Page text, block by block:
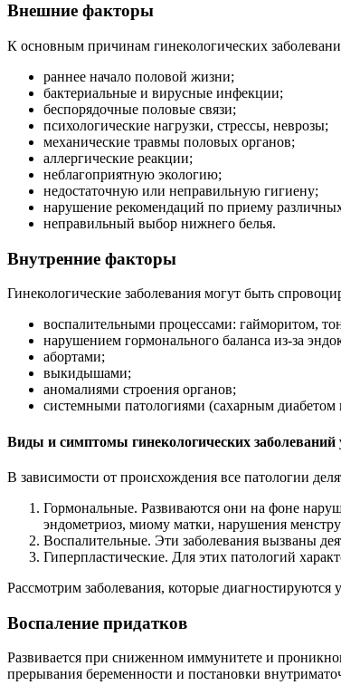
Внешние факторы
К основным причинам гинекологических
раннее начало половой жизни;
бактериальные и вирусные инфекции;
беспорядочные половые связи;
психологические нагрузки, стрессы, неврозы;
механические травмы половых органов;
аллергические реакции;
неблагоприятную экологию;
недостаточную или неправильную гигиену;
нарушение рекомендаций по приему
неправильный выбор нижнего белья.
Внутренние факторы
Гинекологические заболевания могут быть
воспалительными процессами: гайморитом,
нарушением гормонального баланса из-за
абортами;
выкидышами;
аномалиями строения органов;
системными патологиями (сахарным диабетом
Виды и симптомы гинекологических
В зависимости от происхождения все патологии
Гормональные. Развиваются они на фоне
эндометриоз, миому матки, нарушения
Воспалительные. Эти заболевания вызваны
Гиперпластические. Для этих патологий
Рассмотрим заболевания, которые
Воспаление придатков
Развивается при сниженном иммунитете и
прерывания беременности и постановки